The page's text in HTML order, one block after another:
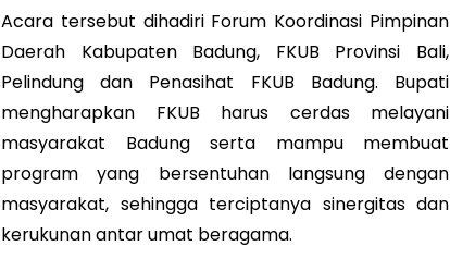
Acara tersebut dihadiri Forum Koordinasi Pimpinan
Daerah Kabupaten Badung, FKUB Provinsi Bali,
Pelindung dan Penasihat FKUB Badung. Bupati
mengharapkan FKUB harus cerdas melayani
masyarakat Badung serta mampu membuat
program yang bersentuhan langsung dengan
masyarakat, sehingga terciptanya sinergitas dan
kerukunan antar umat beragama.